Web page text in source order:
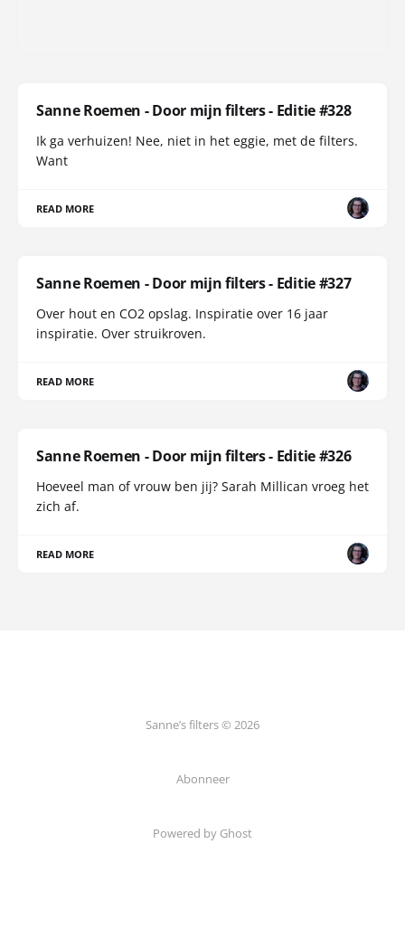
Sanne Roemen - Door mijn filters - Editie #328
Ik ga verhuizen! Nee, niet in het eggie, met de filters.
Want
READ MORE
Sanne Roemen - Door mijn filters - Editie #327
Over hout en CO2 opslag. Inspiratie over 16 jaar
inspiratie. Over struikroven.
READ MORE
Sanne Roemen - Door mijn filters - Editie #326
Hoeveel man of vrouw ben jij? Sarah Millican vroeg het
zich af.
READ MORE
Sanne’s filters © 2026
Abonneer
Powered by Ghost